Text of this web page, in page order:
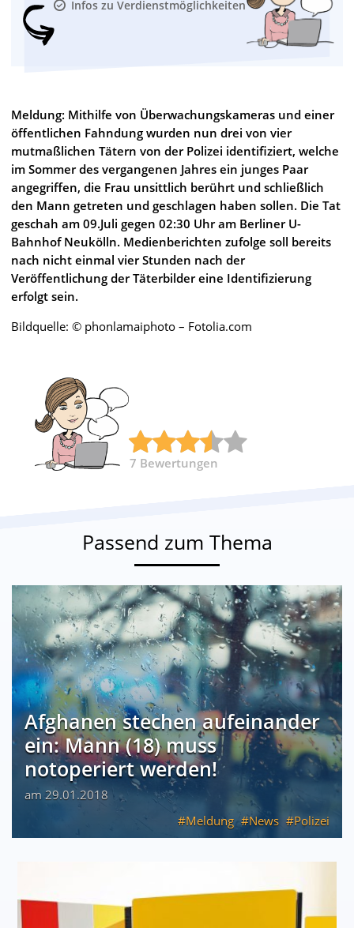
Infos zu Verdienstmöglichkeiten
Meldung: Mithilfe von Überwachungskameras und einer
öffentlichen Fahndung wurden nun drei von vier
mutmaßlichen Tätern von der Polizei identifiziert, welche
im Sommer des vergangenen Jahres ein junges Paar
angegriffen, die Frau unsittlich berührt und schließlich
den Mann getreten und geschlagen haben sollen. Die Tat
geschah am 09.Juli gegen 02:30 Uhr am Berliner U-
Bahnhof Neukölln. Medienberichten zufolge soll bereits
nach nicht einmal vier Stunden nach der
Veröffentlichung der Täterbilder eine Identifizierung
erfolgt sein.
Bildquelle: © phonlamaiphoto – Fotolia.com
7 Bewertungen
Passend zum Thema
Afghanen stechen aufeinander
ein: Mann (18) muss
notoperiert werden!
am 29.01.2018
Meldung
News Polizei